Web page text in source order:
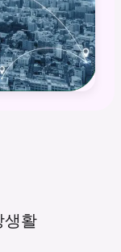
생활